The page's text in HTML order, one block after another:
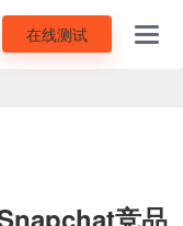
在线测试
竞品